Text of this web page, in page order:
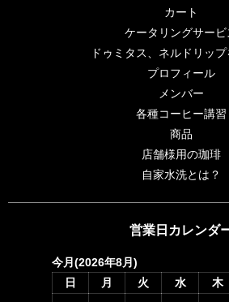
カート
ケータリングサービ
ドゥミタス、ネルドリッ
プロフィール
メンバー
各種コーヒー講習
商品
店舗様用の珈琲
自家水洗とは？
営業日カレンダ
今月(2026年8月)
日
月 火 水 木